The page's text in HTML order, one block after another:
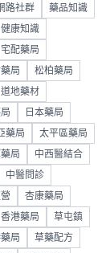
路社群 藥品知識
健康知識
宅配藥局
局 松柏藥局
道地藥材
日本藥局
藥局 太平區藥局
局 中西醫結合
中醫問診
杏康藥局
香港藥局 草屯鎮
局 草藥配方